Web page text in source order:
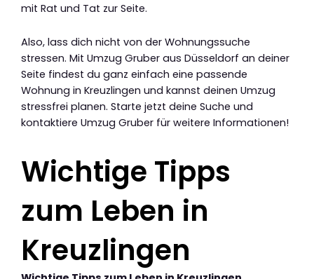
mit Rat und Tat zur Seite.
Also, lass dich nicht von der Wohnungssuche
stressen. Mit Umzug Gruber aus Düsseldorf an deiner
Seite findest du ganz einfach eine passende
Wohnung in Kreuzlingen und kannst deinen Umzug
stressfrei planen. Starte jetzt deine Suche und
kontaktiere Umzug Gruber für weitere Informationen!
Wichtige Tipps
zum Leben in
Kreuzlingen